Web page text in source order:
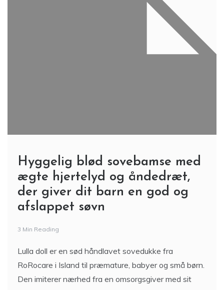
Hyggelig blød sovebamse med
ægte hjertelyd og åndedræt,
der giver dit barn en god og
afslappet søvn
3 Min Reading
Lulla doll er en sød håndlavet sovedukke fra
RoRocare i Island til præmature, babyer og små børn.
Den imiterer nærhed fra en omsorgsgiver med sit